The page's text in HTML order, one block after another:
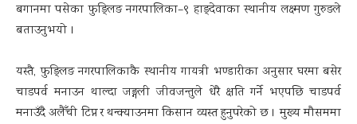
बगानमा पसेका फुङ्लिङ नगरपालिका–९ हाङ्देवाका स्थानीय लक्ष्मण गुरुङले
बताउनुभयो ।
यस्तै, फुङ्लिङ नगरपालिकाकै स्थानीय गायत्री भण्डारीका अनुसार घरमा बसेर
चाडपर्व मनाउन थाल्दा जङ्गली जीवजन्तुले धेरै क्षति गर्ने भएपछि चाडपर्व
मनाउँदै अलैँची टिप्न र थन्क्याउनमा किसान व्यस्त हुनुपरेको छ । मुख्य मौसममा